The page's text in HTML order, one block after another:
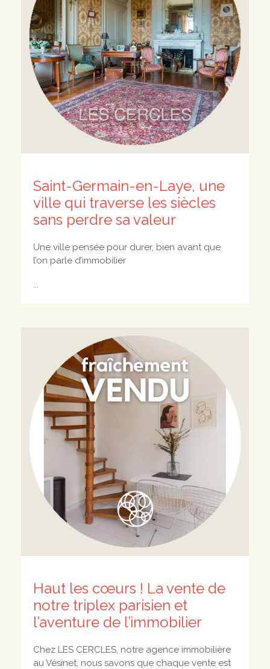
Saint-Germain-en-Laye, une
ville qui traverse les siècles
sans perdre sa valeur
Une ville pensée pour durer, bien avant que
l’on parle d’immobilier
...
Haut les cœurs ! La vente de
notre triplex parisien et
l’aventure de l’immobilier
Chez LES CERCLES, notre agence immobilière
au Vésinet, nous savons que chaque vente est